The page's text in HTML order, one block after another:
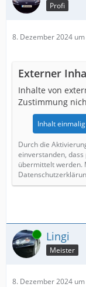
Profi
8. Dezember 2024 um
Externer
Inhalte von
Zustimmung
Inhalt
Durch die
einverstanden,
übermittelt werden.
Online Lingi
Meister
8. Dezember 2024